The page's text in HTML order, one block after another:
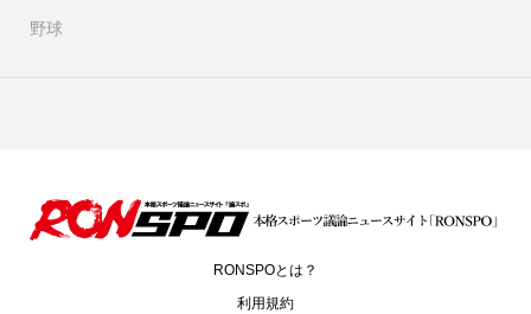
野球
RONSPOとは？
利用規約